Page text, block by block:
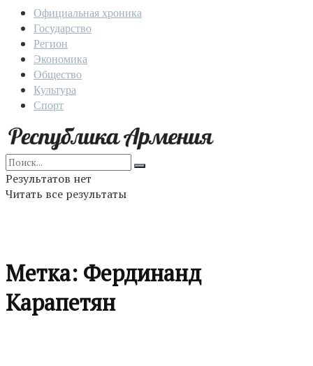
Официальная хроника
Государство
Регион
Экономика
Общество
Культура
Спорт
Результатов нет
Читать все результаты
Метка: Фердинанд
Карапетян